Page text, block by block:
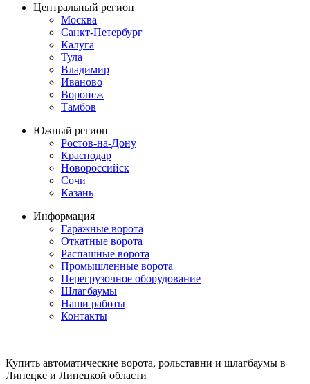
Центральный регион
Москва
Санкт-Петербург
Калуга
Тула
Владимир
Иваново
Воронеж
Тамбов
Южный регион
Ростов-на-Дону
Краснодар
Новороссийск
Сочи
Казань
Информация
Гаражные ворота
Откатные ворота
Распашные ворота
Промышленные ворота
Перегрузочное оборудование
Шлагбаумы
Наши работы
Контакты
Купить автоматические ворота, рольставни и шлагбаумы в
Липецке и Липецкой области